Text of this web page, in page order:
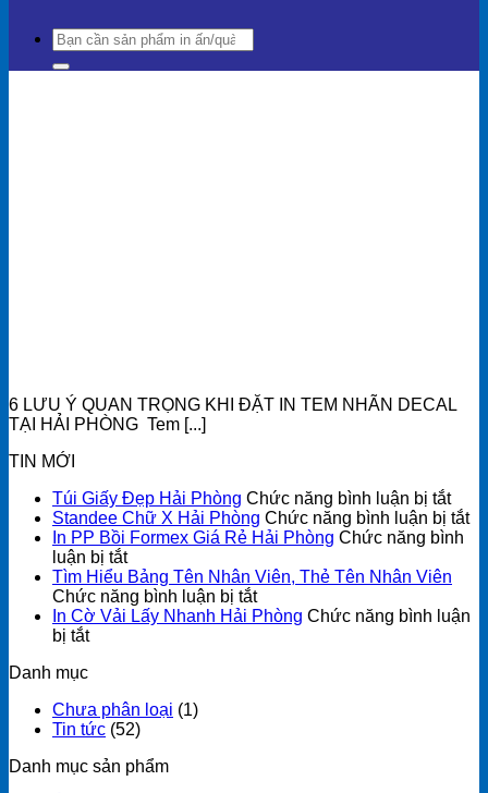
Search
for:
6 LƯU Ý QUAN TRỌNG KHI ĐẶT IN TEM NHÃN DECAL
TẠI HẢI PHÒNG Tem [...]
TIN MỚI
Túi Giấy Đẹp Hải Phòng Chức năng bình luận bị tắtở
Túi
Giấy
Hải
Standee Chữ X Hải Phòng Chức năng bình luận bị tắtở
In PP Bồi Formex Giá Rẻ Hải Phòng Chức năng bình
luận bị tắtở
In
PP
Bồi
Phòng
Tìm Hiểu Bảng Tên Nhân Viên, Thẻ Tên Nhân Viên
Chức năng bình luận bị tắtở
Tìm
In Cờ Vải Lấy Nhanh Hải Phòng Chức năng bình luận
bị tắtở
Lấy
Nhanh
Phòng
Danh mục
Chưa phân loại (1)
Tin tức (52)
Danh mục sản phẩm